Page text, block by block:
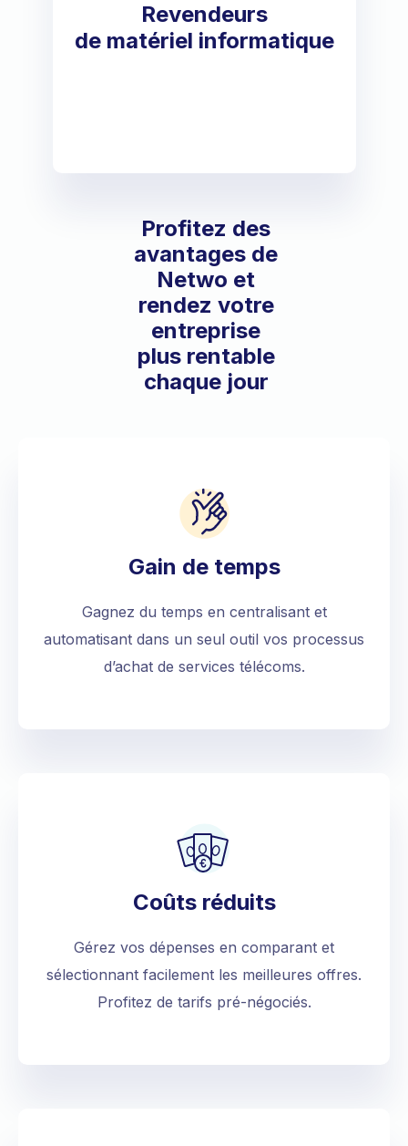
Revendeurs
de matériel informatique
Profitez des
avantages de
Netwo et
rendez votre
entreprise
plus rentable
chaque jour
Gain de temps
Gagnez du temps en centralisant et
automatisant dans un seul outil vos processus
d’achat de services télécoms.
Coûts réduits
Gérez vos dépenses en comparant et
sélectionnant facilement les meilleures offres.
Profitez de tarifs pré-négociés.